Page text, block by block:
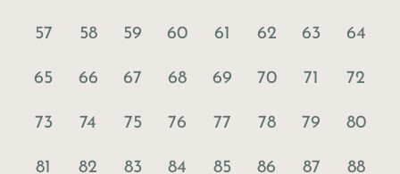
57 58 59 60 61 62 63 64
65 66 67 68 69 70 71 72
73 74 75 76 77 78 79 80
81 82 83 84 85 86 87 88